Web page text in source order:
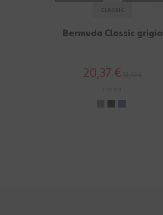
Bermuda Classic grigio
20,37 €